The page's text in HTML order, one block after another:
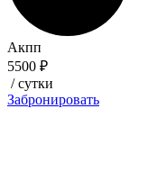
Акпп
5500 ₽
/ сутки
Забронировать